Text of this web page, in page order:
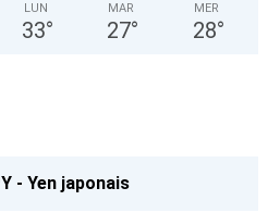
LUN
33°
MAR
27°
MER
28°
- Yen japonais